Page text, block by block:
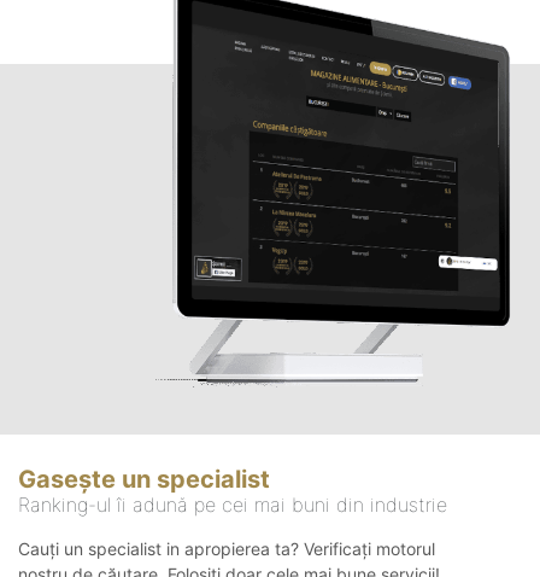
Gasește un specialist
Ranking-ul îi adună pe cei mai buni din industrie
Cauți un specialist in apropierea ta? Verificați motorul